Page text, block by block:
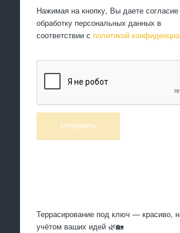
Нажимая на кнопку, Вы даете
обработку персональных данных в
соответствии с политикой
Террасирование под ключ — красиво,
учётом ваших идей 🌿🏡